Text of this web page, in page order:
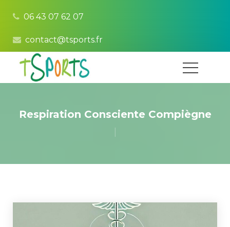
06 43 07 62 07
contact@tsports.fr
Respiration Consciente Compiègne